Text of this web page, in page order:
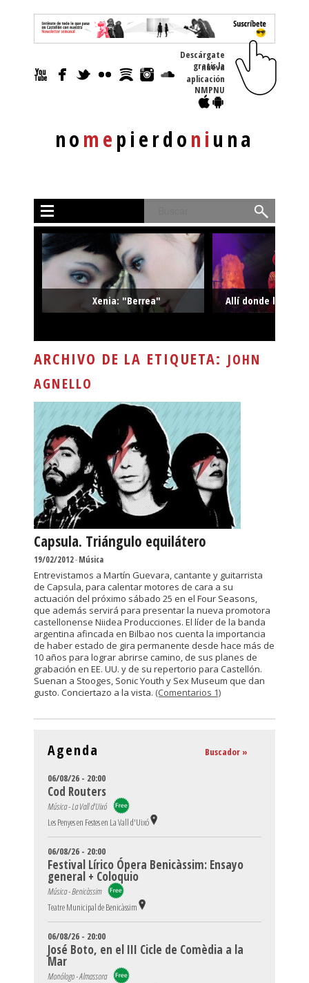
nomepierdoniuna
Descárgate
gratis la nueva
aplicación
NMPNU
Xenia: "Berrea" Allí donde la
ARCHIVO DE LA ETIQUETA: JOHN
AGNELLO
Capsula. Triángulo equilátero
19/02/2012-Música
Entrevistamos a Martín Guevara, cantante y guitarrista
de Capsula, para calentar motores de cara a su
actuación del próximo sábado 25 en el Four Seasons,
que además servirá para presentar la nueva promotora
castellonense Niidea Producciones. El líder de la banda
argentina afincada en Bilbao nos cuenta la importancia
de haber estado de gira permanente desde hace más de
10 años para lograr abrirse camino, de sus planes de
grabación en EE. UU. y de su repertorio para Castellón.
Suenan a Stooges, Sonic Youth y Sex Museum que dan
gusto. Conciertazo a la vista. (Comentarios 1)
Agenda Buscador »
06/08/26 - 20:00
Cod Routers
Música - La Vall d'Uixó
Les Penyes en Festes en La Vall d'Uixó
06/08/26 - 20:00
Festival Lírico Ópera Benicàssim: Ensayo
general + Coloquio
Música - Benicàssim
Teatre Municipal de Benicàssim
06/08/26 - 20:00
José Boto, en el III Cicle de Comèdia a la
Mar
Monólogo - Almassora